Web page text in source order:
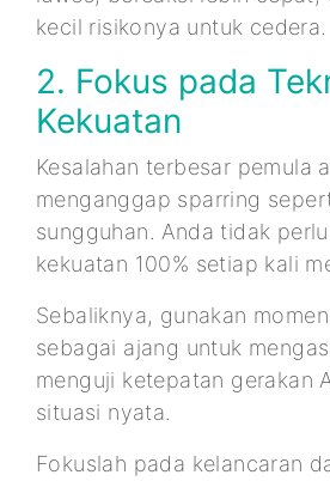
kecil risikonya untuk cedera.
2. Fokus pada
Kekuatan
Kesalahan terbesar pemula
menganggap sparring
sungguhan. Anda tidak
kekuatan 100% setiap kali
Sebaliknya, gunakan
sebagai ajang untuk
menguji ketepatan gerakan
situasi nyata.
Fokuslah pada kelancaran